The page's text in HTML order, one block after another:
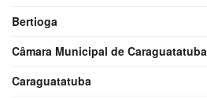
Bertioga
Câmara Municipal de Caraguatatuba
Caraguatatuba